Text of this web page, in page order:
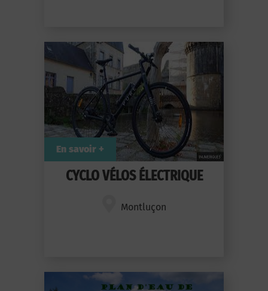
CYCLO VÉLOS ÉLECTRIQUE
Montluçon
En savoir +